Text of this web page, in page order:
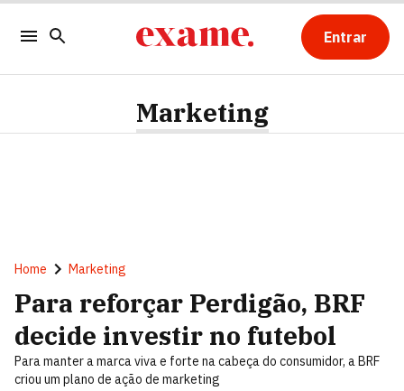
Entrar
Marketing
Home Marketing
Para reforçar Perdigão, BRF
decide investir no futebol
Para manter a marca viva e forte na cabeça do consumidor, a BRF
criou um plano de ação de marketing